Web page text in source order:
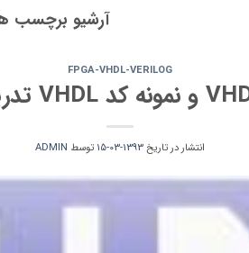
آرشیو برچسب
FPGA-VHDL-VERILOG
انتشار در تاریخ1393-03-15 توسط ADMIN